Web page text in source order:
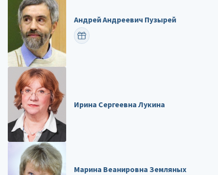
Андрей Андреевич Пузырей
ПОЗДРАВИТЬ
Ирина Сергеевна Лукина
Марина Веанировна Земляных